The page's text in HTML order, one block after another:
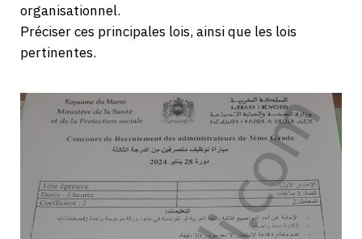
organisationnel.
Préciser ces principales lois, ainsi que les lois
pertinentes.